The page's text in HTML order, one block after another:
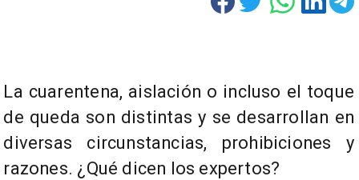
La cuarentena, aislación o incluso el toque
de queda son distintas y se desarrollan en
diversas circunstancias, prohibiciones y
razones. ¿Qué dicen los expertos?